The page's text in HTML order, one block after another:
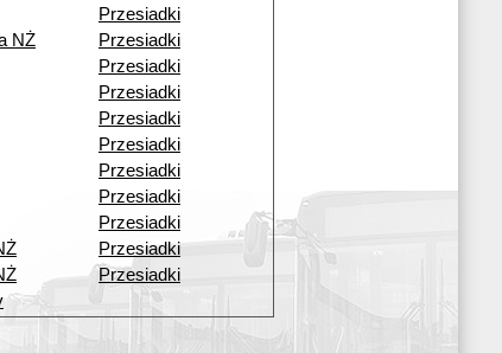
Przesiadki
NŻ
Przesiadki
Przesiadki
Przesiadki
Przesiadki
Przesiadki
Przesiadki
Przesiadki
Przesiadki
Przesiadki
Przesiadki